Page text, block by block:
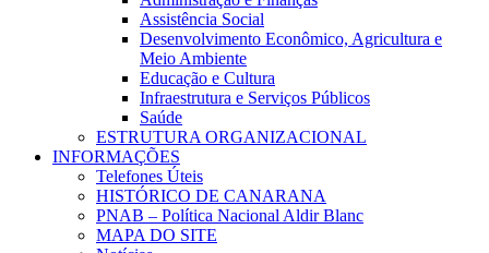
Assistência Social
Desenvolvimento Econômico, Agricultura e
Meio Ambiente
Educação e Cultura
Infraestrutura e Serviços Públicos
Saúde
ESTRUTURA ORGANIZACIONAL
INFORMAÇÕES
Telefones Úteis
HISTÓRICO DE CANARANA
PNAB – Política Nacional Aldir Blanc
MAPA DO SITE